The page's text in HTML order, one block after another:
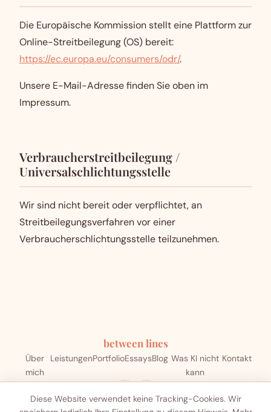
Die Europäische Kommission stellt eine Plattform zur
Online-Streitbeilegung (OS) bereit:
https://ec.europa.eu/consumers/odr/.
Unsere E-Mail-Adresse finden Sie oben im
Impressum.
Verbraucherstreitbeilegung /
Universalschlichtungsstelle
Wir sind nicht bereit oder verpflichtet, an
Streitbeilegungsverfahren vor einer
Verbraucherschlichtungsstelle teilzunehmen.
between lines
Über
mich
LeistungenPortfolioEssaysBlog Was KI nicht
kann
Kontakt
Diese Website verwendet keine Tracking-Cookies. Wir